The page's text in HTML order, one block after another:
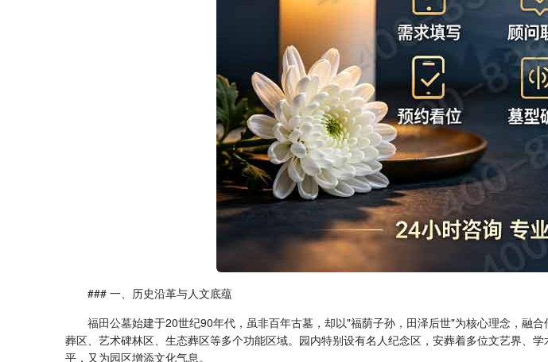
### 一、历史沿革与人文底蕴
福田公墓始建于20世纪90年代，虽非百年古墓，却以"福荫子孙，田泽后世"为核心理念，融
葬区、艺术碑林区、生态葬区等多个功能区域。园内特别设有名人纪念区，安葬着多位文艺界、
平，又为园区增添文化气息。